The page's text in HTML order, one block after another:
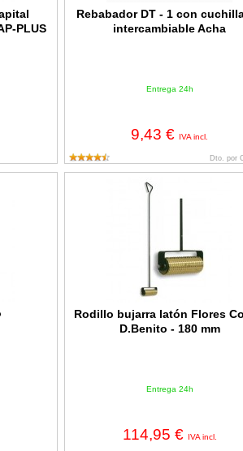
PLUS
Rebabador DT - 1 con
intercambiable Acha
Entrega 24h
9,43 € IVA incl.
Dto. por
Rodillo bujarra latón Flores
D.Benito - 180 mm
Entrega 24h
114,95 € IVA incl.
Rodillo bujarra latón Flores